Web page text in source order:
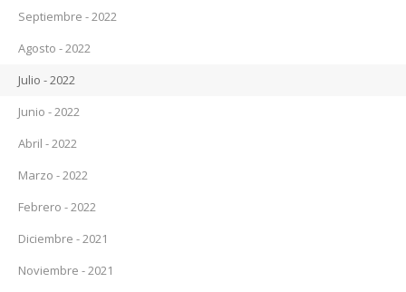
Septiembre - 2022
Agosto - 2022
Julio - 2022
Junio - 2022
Abril - 2022
Marzo - 2022
Febrero - 2022
Diciembre - 2021
Noviembre - 2021